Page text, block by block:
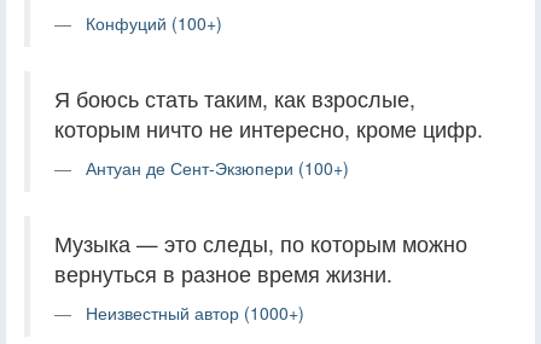
Конфуций (100+)
Я боюсь стать таким, как взрослые,
которым ничто не интересно, кроме цифр.
Антуан де Сент-Экзюпери (100+)
Музыка — это следы, по которым можно
вернуться в разное время жизни.
Неизвестный автор (1000+)